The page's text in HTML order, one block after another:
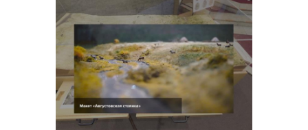
Личный
кабинет
акционера
Акционерный
капитал
Контроль
и
аудит
Рынок